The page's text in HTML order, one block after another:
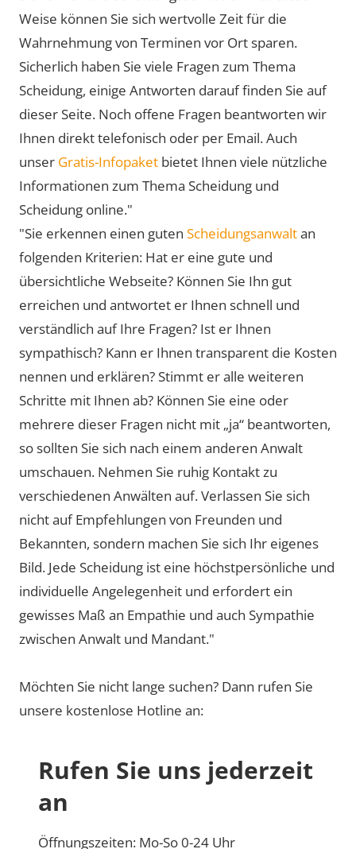
Weise können Sie sich wertvolle Zeit für die
Wahrnehmung von Terminen vor Ort sparen.
Sicherlich haben Sie viele Fragen zum Thema
Scheidung, einige Antworten darauf finden Sie auf
dieser Seite. Noch offene Fragen beantworten wir
Ihnen direkt telefonisch oder per Email. Auch
unser Gratis-Infopaket bietet Ihnen viele nützliche
Informationen zum Thema Scheidung und
Scheidung online."
"Sie erkennen einen guten Scheidungsanwaltan
folgenden Kriterien: Hat er eine gute und
übersichtliche Webseite? Können Sie Ihn gut
erreichen und antwortet er Ihnen schnell und
verständlich auf Ihre Fragen? Ist er Ihnen
sympathisch? Kann er Ihnen transparent die Kosten
nennen und erklären? Stimmt er alle weiteren
Schritte mit Ihnen ab? Können Sie eine oder
mehrere dieser Fragen nicht mit „ja“ beantworten,
so sollten Sie sich nach einem anderen Anwalt
umschauen. Nehmen Sie ruhig Kontakt zu
verschiedenen Anwälten auf. Verlassen Sie sich
nicht auf Empfehlungen von Freunden und
Bekannten, sondern machen Sie sich Ihr eigenes
Bild. Jede Scheidung ist eine höchstpersönliche und
individuelle Angelegenheit und erfordert ein
gewisses Maß an Empathie und auch Sympathie
zwischen Anwalt und Mandant."
Möchten Sie nicht lange suchen? Dann rufen Sie
unsere kostenlose Hotline an:
Rufen Sie uns jederzeit
an
Öffnungszeiten: Mo-So 0-24 Uhr